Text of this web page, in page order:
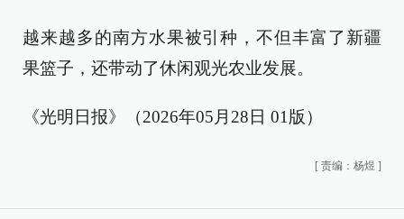
越来越多的南方水果被引种，不但丰富了新疆
果篮子，还带动了休闲观光农业发展。
《光明日报》（2026年05月28日 01版）
[ 责编：杨煜 ]